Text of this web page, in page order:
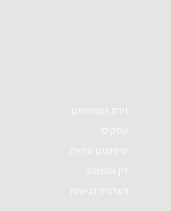
זירת המומחים
עסקים
שיפוצים ובנייה
דין ומשפט
הצהרת נגישות